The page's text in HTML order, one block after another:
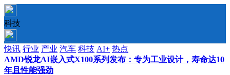
科技
快讯 行业 产业 汽车 科技 AI+ 热点
AMD锐龙AI嵌入式X100系列发布：专为工业设计，寿命达10
年且性能强劲